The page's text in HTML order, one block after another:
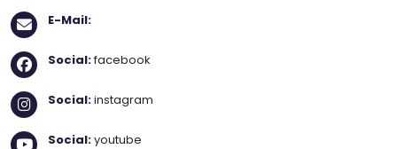
E-Mail:
Social:facebook
Social:instagram
Social:youtube